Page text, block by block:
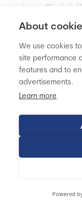
About
We use cookies
site performance
features and to
advertisements.
Learn more
Powered
systemu. Choć
ogólny trend
Co ważne,
nawigacja.
występowania
możesz szybciej
zmodyfikować